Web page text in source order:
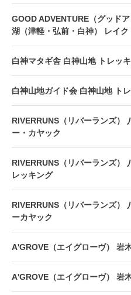
GOOD ADVENTURE（グッド
湖（津軽・弘前・白神） レイク
白神マタギ舎 白神山地 トレッ
白神山地ガイド会 白神山地 ト
RIVERRUNS（リバーランズ）
ー・カヤック
RIVERRUNS（リバーランズ）
レッキング
RIVERRUNS（リバーランズ）
ーカヤック
A'GROVE（エイグローヴ） 岩
A'GROVE（エイグローヴ） 岩